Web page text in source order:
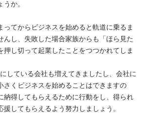
か。
ってからビジネスを始めると軌道に乗るま
んし、失敗した場合家族からも「ほら見た
押し切って起業したことをつつかれてしま
している会社も増えてきましたし、会社に
さくビジネスを始めることはできますの
納得してもらえるために行動をし、得られ
援してもらえるよう努力しましょう。